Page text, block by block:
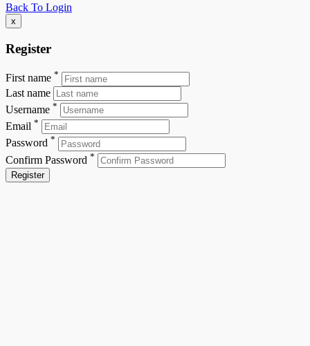
Back To Login
x
Register
First name *
Last name
Username *
Email *
Password *
Confirm Password *
Register